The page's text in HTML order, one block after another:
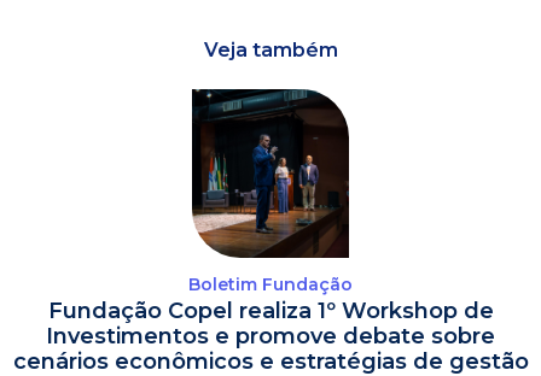
Veja também
Boletim Fundação
Fundação Copel realiza 1º Workshop de
Investimentos e promove debate sobre
cenários econômicos e estratégias de gestão